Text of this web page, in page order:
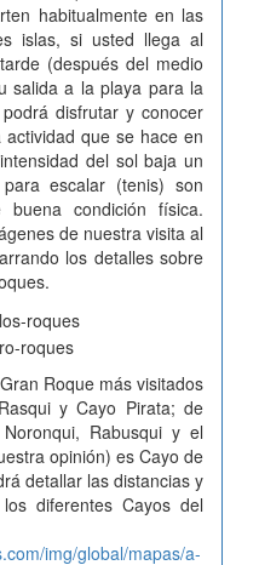
habitualmente en las
islas, si usted llega al
(después del medio
salida a la playa para la
disfrutar y conocer
que se hace en
del sol baja un
escalar (tenis) son
buena condición física.
de nuestra visita al
los detalles sobre
Roque más visitados
y Cayo Pirata; de
Rabusqui y el
opinión) es Cayo de
detallar las distancias y
diferentes Cayos del
img/global/mapas/a-